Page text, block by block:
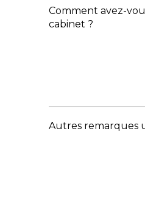
Comment avez-
cabinet ?
Autres remarques